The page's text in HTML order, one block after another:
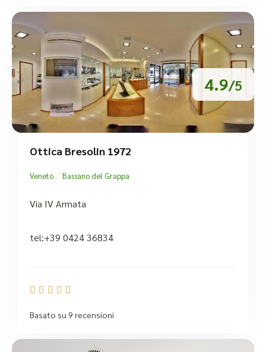
4.9/5
Ottica Bresolin 1972
Veneto / Bassano del Grappa
Via IV Armata
tel:+39 0424 36834
    
Basato su 9 recensioni